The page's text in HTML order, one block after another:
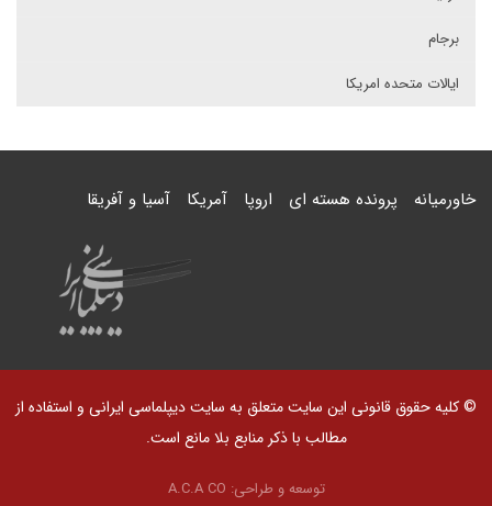
برجام
ایالات متحده امریکا
خاورمیانه پرونده هسته ای اروپا آمریکا آسیا و آفریقا
© کلیه حقوق قانونی این سایت متعلق به سایت دیپلماسی ایرانی و استفاده از
مطالب با ذکر منابع بلا مانع است.
توسعه و طراحی: A.C.A CO